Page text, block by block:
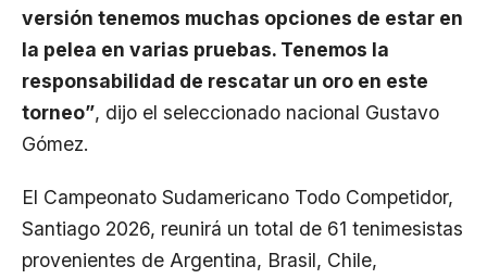
versión tenemos muchas opciones de estar en
la pelea en varias pruebas. Tenemos la
responsabilidad de rescatar un oro en este
torneo”, dijo el seleccionado nacional Gustavo
Gómez.
El Campeonato Sudamericano Todo Competidor,
Santiago 2026, reunirá un total de 61 tenimesistas
provenientes de Argentina, Brasil, Chile,